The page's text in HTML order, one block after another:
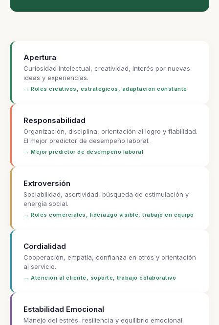
Apertura
Curiosidad intelectual, creatividad, interés por nuevas
ideas y experiencias.
→ Roles creativos, estratégicos, adaptación constante
Responsabilidad
Organización, disciplina, orientación al logro y fiabilidad.
El mejor predictor de desempeño laboral.
→ Mejor predictor de desempeño laboral
Extroversión
Sociabilidad, asertividad, búsqueda de estimulación y
energía social.
→ Roles comerciales, liderazgo visible, trabajo en equipo
Cordialidad
Cooperación, empatía, confianza en otros y orientación
al servicio.
→ Atención al cliente, soporte, trabajo colaborativo
Estabilidad Emocional
Manejo del estrés, resiliencia y equilibrio emocional.